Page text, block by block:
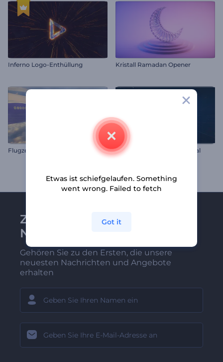
Inferno Logo-Enthüllung Kristall Ramadan Opener
Flugzeug-Logo Reveal Flüssiges Metall Logo Reveal
Zu Renderforest-
Newsletter anmelden
Gehören Sie zu den Ersten, die unsere
neuesten Nachrichten und Angebote
erhalten
Etwas ist schiefgelaufen. Something
went wrong. Failed to fetch
Got it